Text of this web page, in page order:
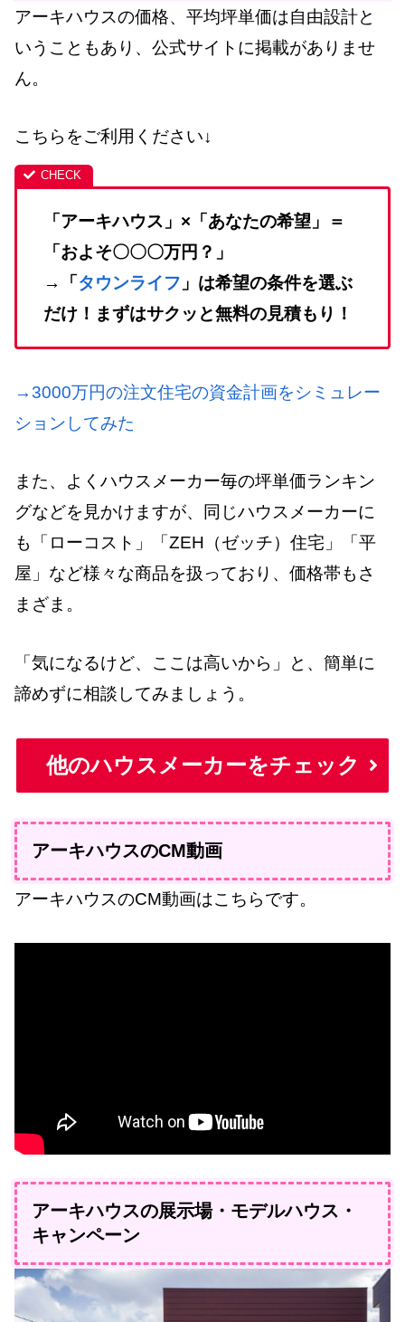
アーキハウスの価格、平均坪単価は自由設計と
いうこともあり、公式サイトに掲載がありませ
ん。
こちらをご利用ください↓
「アーキハウス」×「あなたの希望」＝
「およそ〇〇〇万円？」
→「 タウンライフ 」は希望の条件を選ぶ
だけ！まずはサクッと無料の見積もり！
→3000万円の注文住宅の資金計画をシミュレー
ションしてみた
また、よくハウスメーカー毎の坪単価ランキン
グなどを見かけますが、同じハウスメーカーに
も「ローコスト」「ZEH（ゼッチ）住宅」「平
屋」など様々な商品を扱っており、価格帯もさ
まざま。
「気になるけど、ここは高いから」と、簡単に
諦めずに相談してみましょう。
他のハウスメーカーをチェック
アーキハウスのCM動画
アーキハウスのCM動画はこちらです。
アーキハウスの展示場・モデルハウス・
キャンペーン